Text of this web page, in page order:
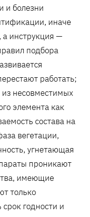
и болезни
иначе
а инструкция —
подбора
работать;
из несовместимых
элемента как
состава на
вегетации,
угнетающая
проникают
имеющие
только
годности и